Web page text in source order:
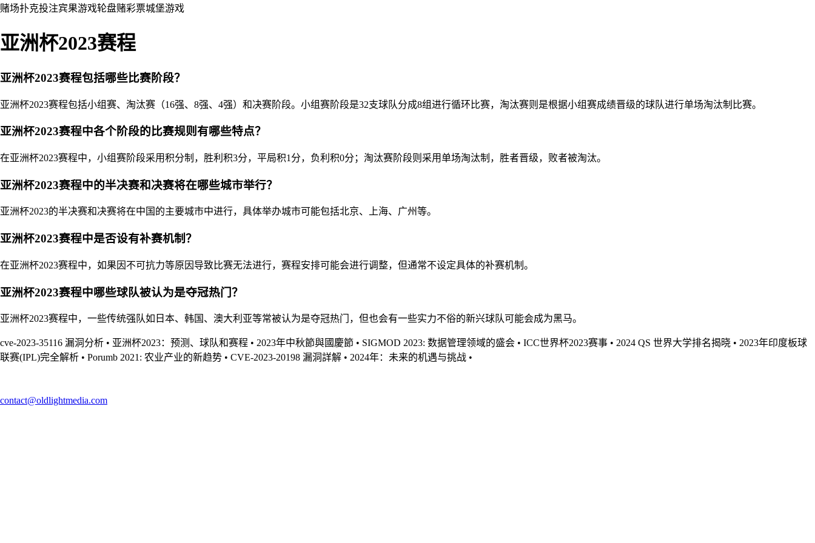
赌场扑克投注宾果游戏轮盘赌彩票城堡游戏
亚洲杯2023赛程
亚洲杯2023赛程包括哪些比赛阶段？
亚洲杯2023赛程包括小组赛、淘汰赛（16强、8强、4强）和决赛阶段。小组赛阶段是32支球队分成8组进行循环比赛，淘汰赛则是根据小组赛成绩晋级的球队进行单场淘汰制比赛。
亚洲杯2023赛程中各个阶段的比赛规则有哪些特点？
在亚洲杯2023赛程中，小组赛阶段采用积分制，胜利积3分，平局积1分，负利积0分；淘汰赛阶段则采用单场淘汰制，胜者晋级，败者被淘汰。
亚洲杯2023赛程中的半决赛和决赛将在哪些城市举行？
亚洲杯2023的半决赛和决赛将在中国的主要城市中进行，具体举办城市可能包括北京、上海、广州等。
亚洲杯2023赛程中是否设有补赛机制？
在亚洲杯2023赛程中，如果因不可抗力等原因导致比赛无法进行，赛程安排可能会进行调整，但通常不设定具体的补赛机制。
亚洲杯2023赛程中哪些球队被认为是夺冠热门？
亚洲杯2023赛程中，一些传统强队如日本、韩国、澳大利亚等常被认为是夺冠热门，但也会有一些实力不俗的新兴球队可能会成为黑马。
cve-2023-35116 漏洞分析 • 亚洲杯2023：预测、球队和赛程 • 2023年中秋節與國慶節 • SIGMOD 2023: 数据管理领域的盛会 • ICC世界杯2023赛事 • 2024 QS 世界大学排名揭晓 • 2023年印度板球
联赛(IPL)完全解析 • Porumb 2021: 农业产业的新趋势 • CVE-2023-20198 漏洞詳解 • 2024年：未来的机遇与挑战 •
contact@oldlightmedia.com